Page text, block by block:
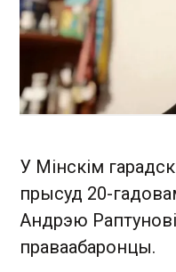
У Мінскім
прысуд 20-
Андрэю
праваабаронцы.